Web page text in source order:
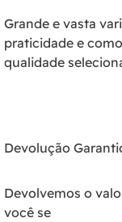
Grande e vasta
praticidade e
qualidade
Devolução
Devolvemos o
você se